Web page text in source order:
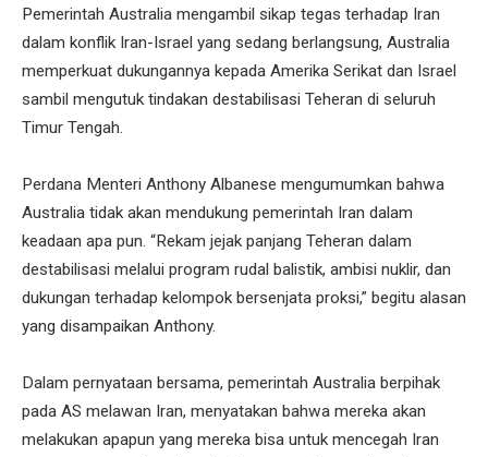
Pemerintah Australia mengambil sikap tegas terhadap Iran
dalam konflik Iran-Israel yang sedang berlangsung, Australia
memperkuat dukungannya kepada Amerika Serikat dan Israel
sambil mengutuk tindakan destabilisasi Teheran di seluruh
Timur Tengah.
Perdana Menteri Anthony Albanese mengumumkan bahwa
Australia tidak akan mendukung pemerintah Iran dalam
keadaan apa pun. “Rekam jejak panjang Teheran dalam
destabilisasi melalui program rudal balistik, ambisi nuklir, dan
dukungan terhadap kelompok bersenjata proksi,” begitu alasan
yang disampaikan Anthony.
Dalam pernyataan bersama, pemerintah Australia berpihak
pada AS melawan Iran, menyatakan bahwa mereka akan
melakukan apapun yang mereka bisa untuk mencegah Iran